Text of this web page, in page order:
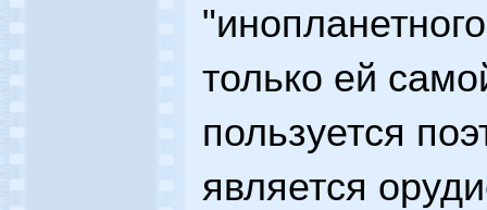
только ей
пользуется
является